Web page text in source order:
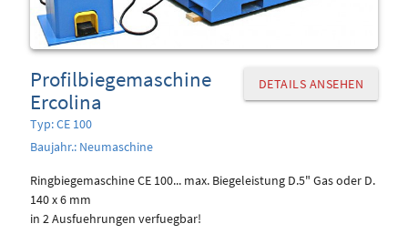
DETAILS ANSEHEN
Profilbiegemaschine
Ercolina
Typ: CE 100
Baujahr.: Neumaschine
Ringbiegemaschine CE 100... max. Biegeleistung D.5" Gas oder D.
140 x 6 mm
in 2 Ausfuehrungen verfuegbar!